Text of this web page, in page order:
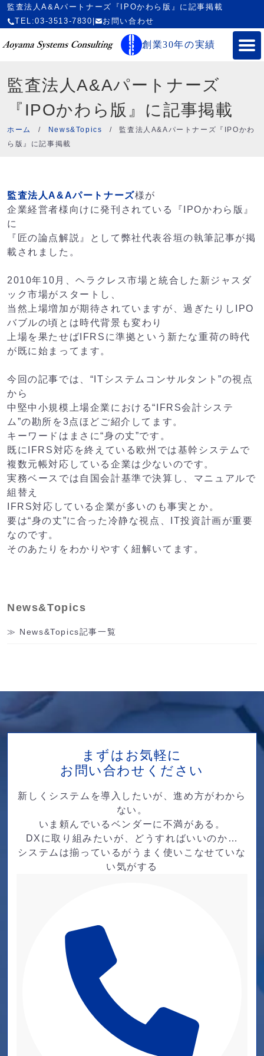
監査法人A&Aパートナーズ『IPOかわら版』に記事掲載
TEL:03-3513-7830
お問い合わせ
創業30年の実績
監査法人A&Aパートナーズ
『IPOかわら版』に記事掲載
ホーム / News&Topics / 監査法人A&Aパートナーズ『IPOかわ
ら版』に記事掲載
監査法人A&Aパートナーズ様が
企業経営者様向けに発刊されている『IPOかわら版』
に
『匠の論点解説』として弊社代表谷垣の執筆記事が掲
載されました。
2010年10月、ヘラクレス市場と統合した新ジャスダ
ック市場がスタートし、
当然上場増加が期待されていますが、過ぎたりしIPO
バブルの頃とは時代背景も変わり
上場を果たせばIFRSに準拠という新たな重荷の時代
が既に始まってます。
今回の記事では、“ITシステムコンサルタント”の視点
から
中堅中小規模上場企業における“IFRS会計システ
ム”の勘所を3点ほどご紹介してます。
キーワードはまさに“身の丈”です。
既にIFRS対応を終えている欧州では基幹システムで
複数元帳対応している企業は少ないのです。
実務ベースでは自国会計基準で決算し、マニュアルで
組替え
IFRS対応している企業が多いのも事実とか。
要は“身の丈”に合った冷静な視点、IT投資計画が重要
なのです。
そのあたりをわかりやすく紐解いてます。
News&Topics
News&Topics記事一覧
まずはお気軽に
お問い合わせください
新しくシステムを導入したいが、進め方がわから
ない。
いま頼んでいるベンダーに不満がある。
DXに取り組みたいが、どうすればいいのか…
システムは揃っているがうまく使いこなせていな
い気がする